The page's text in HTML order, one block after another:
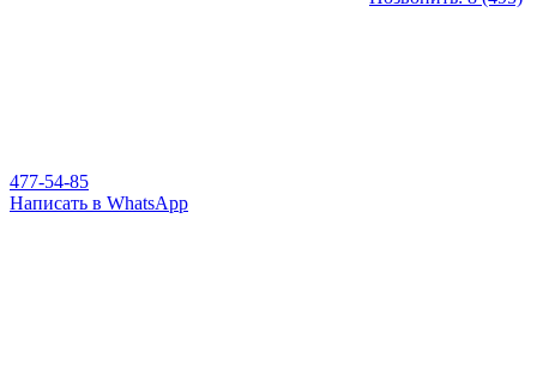
477-54-85
Написать в WhatsApp